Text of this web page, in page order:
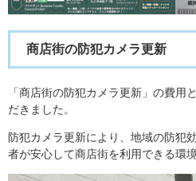
商店街の防犯カメラ更新
「商店街の防犯カメラ更新」の費用
だきました。​
防犯カメラ更新により、地域の防犯
者が安心して商店街を利用できる環